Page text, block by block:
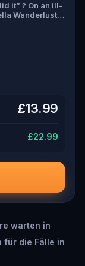
it” ? On an ill-
Wanderlust
was
Percy
tour
they strike
£13.99
£22.99
warten in
für die Fälle in